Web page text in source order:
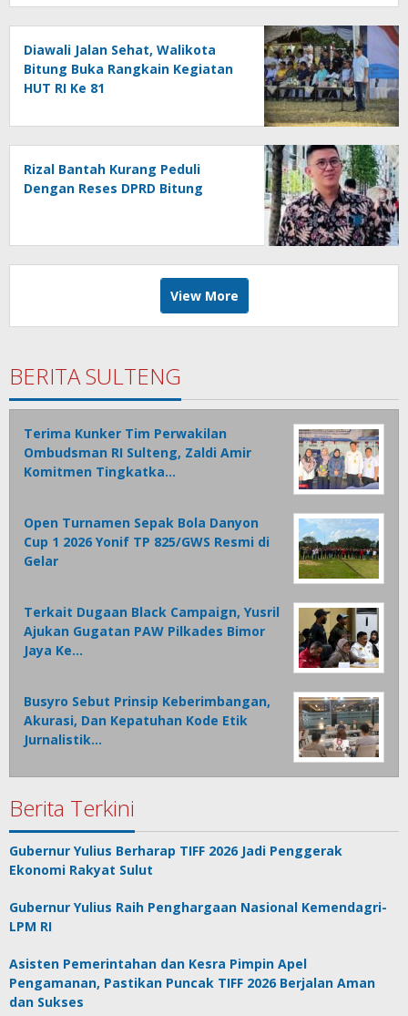
Diawali Jalan Sehat, Walikota
Bitung Buka Rangkain Kegiatan
HUT RI Ke 81
Rizal Bantah Kurang Peduli
Dengan Reses DPRD Bitung
View More
BERITA SULTENG
Terima Kunker Tim Perwakilan
Ombudsman RI Sulteng, Zaldi Amir
Komitmen Tingkatka…
Open Turnamen Sepak Bola Danyon
Cup 1 2026 Yonif TP 825/GWS Resmi di
Gelar
Terkait Dugaan Black Campaign, Yusril
Ajukan Gugatan PAW Pilkades Bimor
Jaya Ke…
Busyro Sebut Prinsip Keberimbangan,
Akurasi, Dan Kepatuhan Kode Etik
Jurnalistik…
Berita Terkini
Gubernur Yulius Berharap TIFF 2026 Jadi Penggerak
Ekonomi Rakyat Sulut
Gubernur Yulius Raih Penghargaan Nasional Kemendagri-
LPM RI
Asisten Pemerintahan dan Kesra Pimpin Apel
Pengamanan, Pastikan Puncak TIFF 2026 Berjalan Aman
dan Sukses